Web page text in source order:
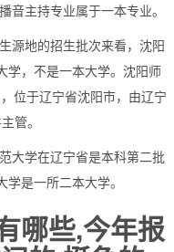
音主持专业属于一本专业。
源地的招生批次来看，沈阳
学，不是一本大学。沈阳师
位于辽宁省沈阳市，由辽宁
管。
大学在辽宁省是本科第二批
是一所二本大学。
哪些,今年报